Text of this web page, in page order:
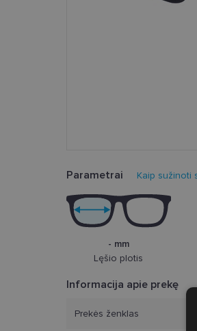
Parametrai Kaip sužinoti
- mm
Lęšio plotis
Informacija apie prekę
Prekės ženklas